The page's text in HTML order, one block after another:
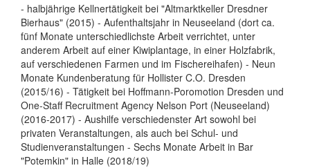
- halbjährige Kellnertätigkeit bei "Altmarktkeller Dresdner
Bierhaus" (2015) - Aufenthaltsjahr in Neuseeland (dort ca.
fünf Monate unterschiedlichste Arbeit verrichtet, unter
anderem Arbeit auf einer Kiwiplantage, in einer Holzfabrik,
auf verschiedenen Farmen und im Fischereihafen) - Neun
Monate Kundenberatung für Hollister C.O. Dresden
(2015/16) - Tätigkeit bei Hoffmann-Poromotion Dresden und
One-Staff Recruitment Agency Nelson Port (Neuseeland)
(2016-2017) - Aushilfe verschiedenster Art sowohl bei
privaten Veranstaltungen, als auch bei Schul- und
Studienveranstaltungen - Sechs Monate Arbeit in Bar
"Potemkin" in Halle (2018/19)